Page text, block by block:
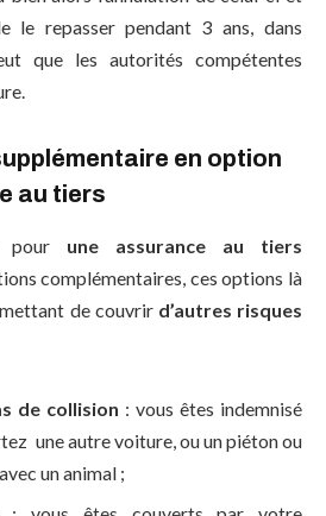
le repasser pendant 3 ans, dans
que les autorités compétentes
en option
au tiers
pour une assurance au tiers
complémentaires, ces options là
de couvrir d’autres risques
de collision : vous êtes indemnisé
une autre voiture, ou un piéton ou
un animal ;